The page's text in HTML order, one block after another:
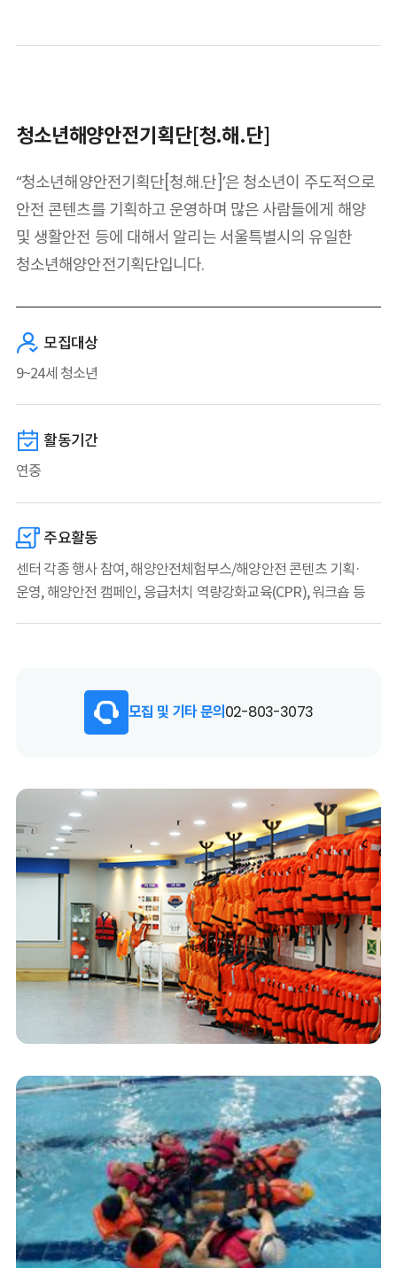
청소년해양안전기획단[청.해.단]
‘‘청소년해양안전기획단[청.해.단]’은 청소년이 주도적으로
안전 콘텐츠를 기획하고 운영하며 많은 사람들에게 해양
및 생활안전 등에 대해서 알리는 서울특별시의 유일한
청소년해양안전기획단입니다.
모집대상
9~24세 청소년
활동기간
연중
주요활동
센터 각종 행사 참여, 해양안전체험부스/해양안전 콘텐츠 기획·
운영, 해양안전 캠페인, 응급처치 역량강화교육(CPR), 워크숍 등
모집 및 기타 문의 02-803-3073